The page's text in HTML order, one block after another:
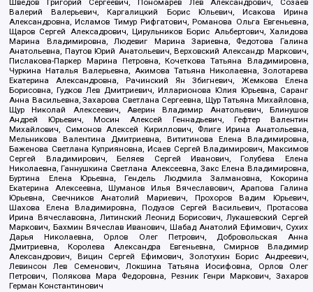
Шведов Григорий Сергеевич, Пономарев Лев Александрович, Созаев
Валерий Валерьевич, Каргалицкий Борис Юльевич, Исакова Ирина
Александровна, Исламов Тимур Рифгатович, Романова Ольга Евгеньевна,
Щаров Сергей Алексадрович, Цирульников Борис Альбертович, Халидова
Марина Владимировна, Людевиг Марина Зариевна, Федотова Галина
Анатольевна, Паутов Юрий Анатольевич, Верховский Александр Маркович,
Пислакова-Паркер Марина Петровна, Кочеткова Татьяна Владимировна,
Чуркина Наталья Валерьевна, Акимова Татьяна Николаевна, Золотарева
Екатерина Александровна, Рачинский Ян Збигневич, Жемкова Елена
Борисовна, Гудков Лев Дмитриевич, Илларионова Юлия Юрьевна, Саранг
Анна Васильевна, Захарова Светлана Сергеевна, Щур Татьяна Михайловна,
Щур Николай Алексеевич, Аверин Владимир Анатольевич, Блинушов
Андрей Юрьевич, Мосин Алексей Геннадьевич, Гефтер Валентин
Михайлович, Симонов Алексей Кириллович, Флиге Ирина Анатольевна,
Мельникова Валентина Дмитриевна, Вититинова Елена Владимировна,
Баженова Светлана Куприяновна, Исаев Сергей Владимирович, Максимов
Сергей Владимирович, Беляев Сергей Иванович, Голубева Елена
Николаевна, Ганнушкина Светлана Алексеевна, Закс Елена Владимировна,
Буртина Елена Юрьевна, Гендель Людмила Залмановна, Кокорина
Екатерина Алексеевна, Шуманов Илья Вячеславович, Арапова Галина
Юрьевна, Свечников Анатолий Мариевич, Прохоров Вадим Юрьевич,
Шахова Елена Владимировна, Подузов Сергей Васильевич, Протасова
Ирина Вячеславовна, Литинский Леонид Борисович, Лукашевский Сергей
Маркович, Бахмин Вячеслав Иванович, Шабад Анатолий Ефимович, Сухих
Дарья Николаевна, Орлов Олег Петрович, Добровольская Анна
Дмитриевна, Королева Александра Евгеньевна, Смирнов Владимир
Александрович, Вицин Сергей Ефимович, Золотухин Борис Андреевич,
Левинсон Лев Семенович, Локшина Татьяна Иосифовна, Орлов Олег
Петрович, Полякова Мара Федоровна, Резник Генри Маркович, Захаров
Герман Константинович